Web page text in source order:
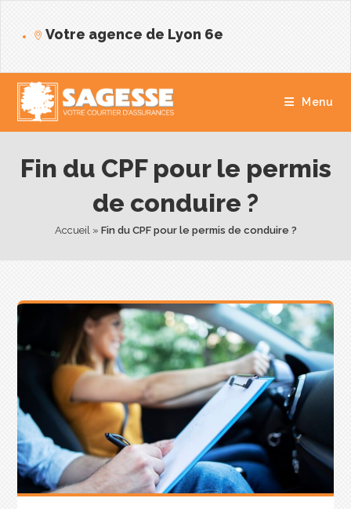
Votre agence de Lyon 6e
Menu
Fin du CPF pour le permis
de conduire ?
Accueil » Fin du CPF pour le permis de conduire ?